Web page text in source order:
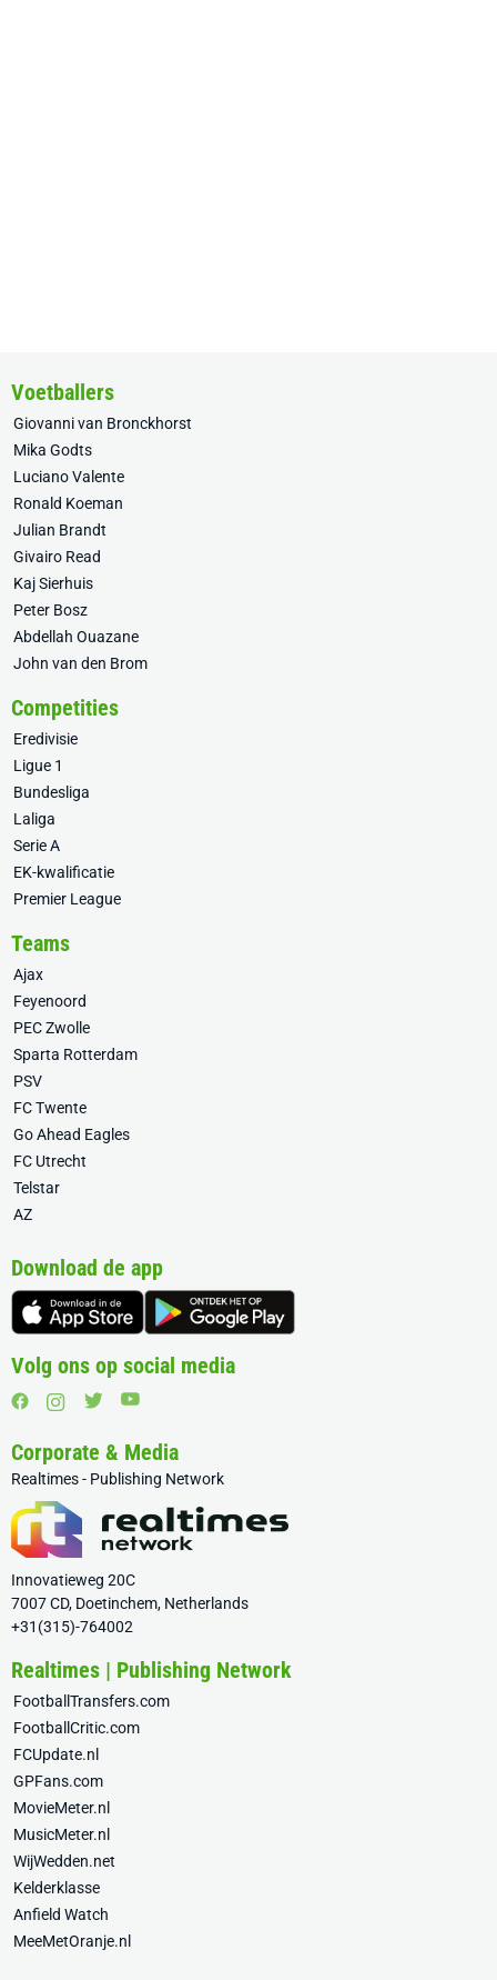
Voetballers
Giovanni van Bronckhorst
Mika Godts
Luciano Valente
Ronald Koeman
Julian Brandt
Givairo Read
Kaj Sierhuis
Peter Bosz
Abdellah Ouazane
John van den Brom
Competities
Eredivisie
Ligue 1
Bundesliga
Laliga
Serie A
EK-kwalificatie
Premier League
Teams
Ajax
Feyenoord
PEC Zwolle
Sparta Rotterdam
PSV
FC Twente
Go Ahead Eagles
FC Utrecht
Telstar
AZ
Download de app
Volg ons op social media
Corporate & Media
Realtimes - Publishing Network
Innovatieweg 20C
7007 CD, Doetinchem, Netherlands
+31(315)-764002
Realtimes | Publishing Network
FootballTransfers.com
FootballCritic.com
FCUpdate.nl
GPFans.com
MovieMeter.nl
MusicMeter.nl
WijWedden.net
Kelderklasse
Anfield Watch
MeeMetOranje.nl